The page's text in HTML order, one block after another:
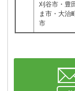
刈谷市・豊
ま市・大治
市